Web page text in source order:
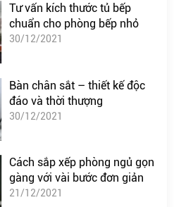
Tư vấn kích thước tủ bếp
chuẩn cho phòng bếp nhỏ
30/12/2021
Bàn chân sắt – thiết kế độc
đáo và thời thượng
30/12/2021
Cách sắp xếp phòng ngủ gọn
gàng với vài bước đơn giản
21/12/2021